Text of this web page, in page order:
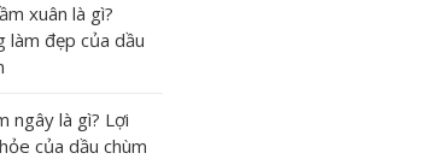
xuân là gì?
làm đẹp của dầu
ngây là gì? Lợi
của dầu chùm